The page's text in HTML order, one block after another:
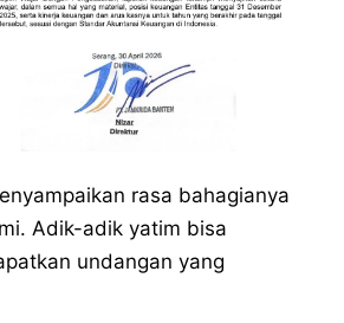
rasa bahagianya
Adik-adik yatim bisa
undangan yang